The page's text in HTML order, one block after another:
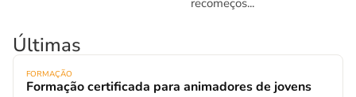
recomeços...
Últimas
FORMAÇÃO
Formação certificada para animadores de jovens